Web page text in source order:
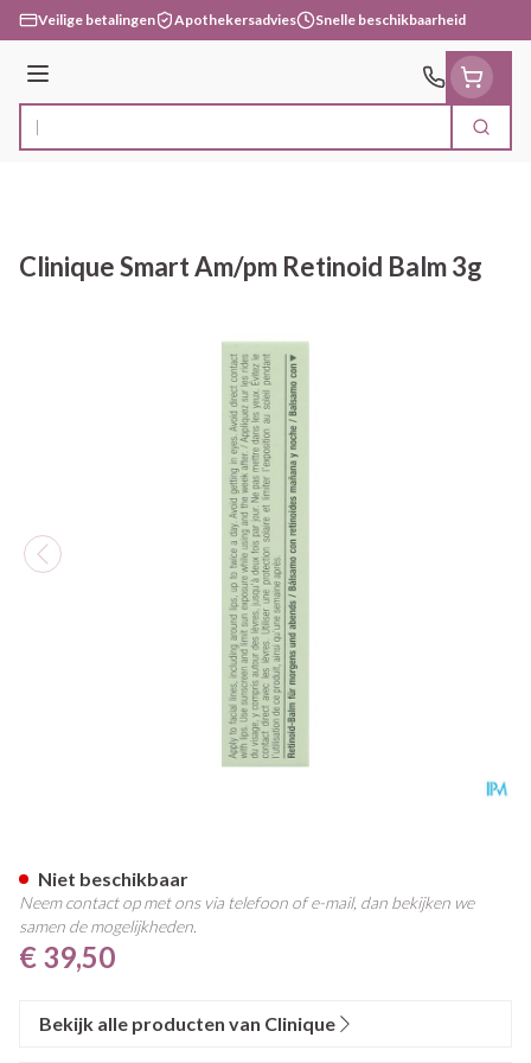
Ga naar de inhoud
Veilige betalingen Apothekersadvies Snelle beschikbaarheid
Menu
Product, merk, categorie... Zoek
Clinique Smart Am/pm Retinoid Balm 3g
€ 39,50
Niet beschikbaar
Neem contact op met ons via telefoon of e-mail, dan bekijken we
samen de mogelijkheden.
Bekijk alle producten van Clinique